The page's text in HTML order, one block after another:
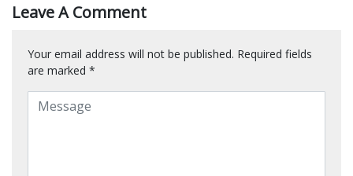
Leave A Comment
Your email address will not be published. Required fields
are marked *